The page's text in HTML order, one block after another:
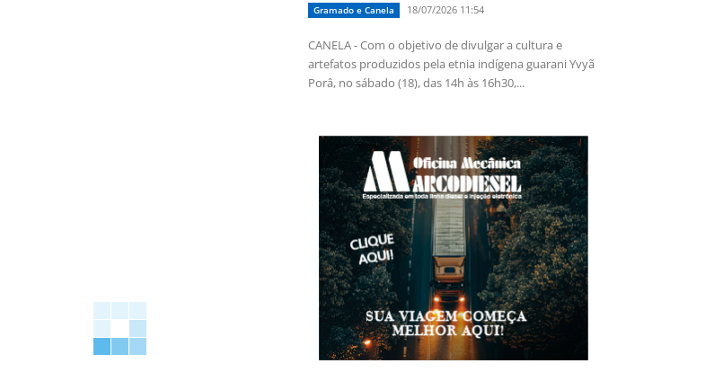
Gramado e Canela 18/07/2026 11:54
CANELA - Com o objetivo de divulgar a cultura e
artefatos produzidos pela etnia indígena guarani Yvyã
Porâ, no sábado (18), das 14h às 16h30,...